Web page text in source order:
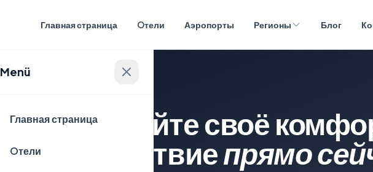
Главная страница Oтели Аэропорты Регионы Блог
Menü
Главная страница
Oтели
Спланируйте своё
путешествиепрямо